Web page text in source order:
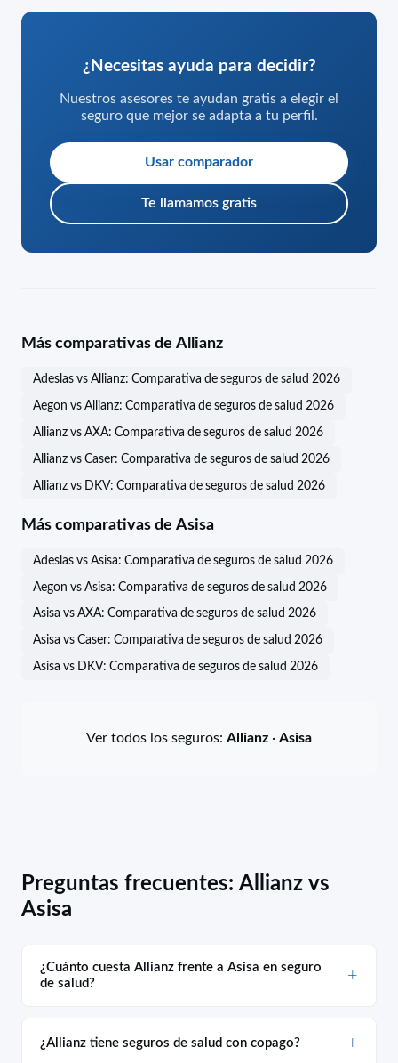
¿Necesitas ayuda para decidir?
Nuestros asesores te ayudan gratis a elegir el
seguro que mejor se adapta a tu perfil.
Usar comparador
Te llamamos gratis
Más comparativas de Allianz
Adeslas vs Allianz: Comparativa de seguros de salud 2026
Aegon vs Allianz: Comparativa de seguros de salud 2026
Allianz vs AXA: Comparativa de seguros de salud 2026
Allianz vs Caser: Comparativa de seguros de salud 2026
Allianz vs DKV: Comparativa de seguros de salud 2026
Más comparativas de Asisa
Adeslas vs Asisa: Comparativa de seguros de salud 2026
Aegon vs Asisa: Comparativa de seguros de salud 2026
Asisa vs AXA: Comparativa de seguros de salud 2026
Asisa vs Caser: Comparativa de seguros de salud 2026
Asisa vs DKV: Comparativa de seguros de salud 2026
Ver todos los seguros: Allianz · Asisa
Preguntas frecuentes: Allianz vs
Asisa
¿Cuánto cuesta Allianz frente a Asisa en seguro
de salud?
¿Allianz tiene seguros de salud con copago?